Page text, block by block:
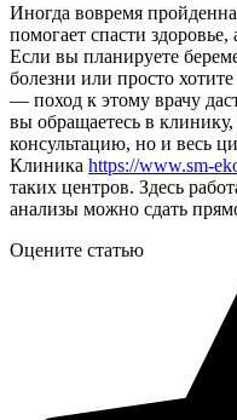
Иногда вовремя
помогает спасти
Если вы планируете
болезни или просто
— поход к этому врачу
вы обращаетесь в
консультацию, но и весь
Клиника https://www.sm-
таких центров. Здесь
анализы можно сдать
Оцените статью